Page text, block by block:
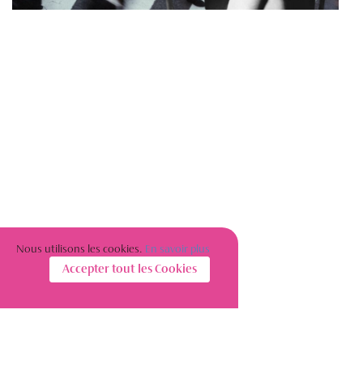
Nous utilisons les cookies. En savoir plus
Accepter tout les Cookies